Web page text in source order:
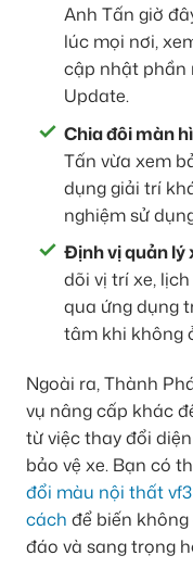
Anh Tấn giờ
lúc mọi nơi,
cập nhật phần
Update.
Chia đôi màn
Tấn vừa xem
dụng giải trí
nghiệm sử
Định vị quản lý
dõi vị trí xe,
qua ứng dụng
tâm khi không
Ngoài ra, Thành
vụ nâng cấp khác
từ việc thay đổi
bảo vệ xe. Bạn có
đổi màu nội thất
cách để biến
đáo và sang trọng